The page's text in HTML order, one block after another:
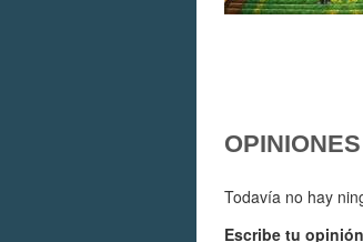
Todavía no hay
Escribe tu